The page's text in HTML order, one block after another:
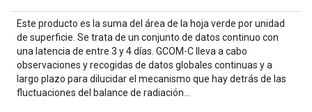
Este producto es la suma del área de la hoja verde por unidad
de superficie. Se trata de un conjunto de datos continuo con
una latencia de entre 3 y 4 días. GCOM-C lleva a cabo
observaciones y recogidas de datos globales continuas y a
largo plazo para dilucidar el mecanismo que hay detrás de las
fluctuaciones del balance de radiación…